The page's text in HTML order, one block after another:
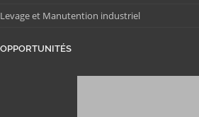
Levage et Manutention industriel
OPPORTUNITÉS